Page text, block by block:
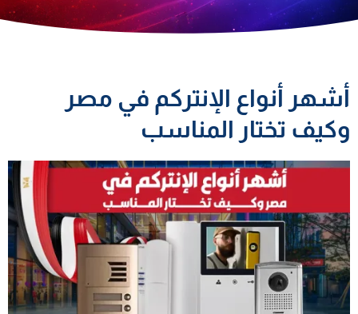
أشهر أنواع الإنتركم في مصر
وكيف تختار المناسب